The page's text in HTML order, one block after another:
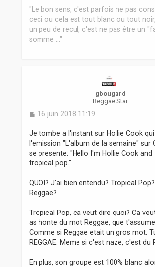
"Le bon sens, c'est parfois ne pas
ceci ou cela est tout blanc ou tout
un peu de recul, c'est ne pas être un
somme ..."
gbougard
Reggae Star
M
s
a
g
e
16 juin 2018 11:19
Je tombe a l'instant sur Hollie Cook
l'emission "L'album de la semaine" sur
se presente: "Hello I'm Hollie Cook and
tropical pop."
QUOI? J'ai bien entendu? Tropical
Reggae?
Tropical Pop, ca veut dire quoi? Ca
as honte du mot Reggae, que
Comme si Reggae etait un gros mot.
REGGAE. Meme si c'est naze, c'est du
En plus, son groupe est 100% blanc